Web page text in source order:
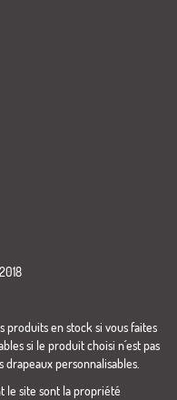
produits en stock si vous faites
si le produit choisi n´est pas
personnalisables.
le site sont la propriété